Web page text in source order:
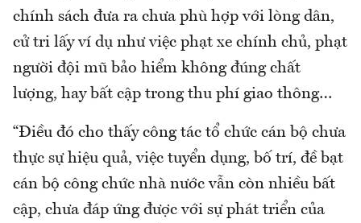
chính sách đưa ra chưa phù hợp với lòng dân,
cử tri lấy ví dụ như việc phạt xe chính chủ, phạt
người đội mũ bảo hiểm không đúng chất
lượng, hay bất cập trong thu phí giao thông…
“Điều đó cho thấy công tác tổ chức cán bộ chưa
thực sự hiệu quả, việc tuyển dụng, bố trí, đề bạt
cán bộ công chức nhà nước vẫn còn nhiều bất
cập, chưa đáp ứng được với sự phát triển của